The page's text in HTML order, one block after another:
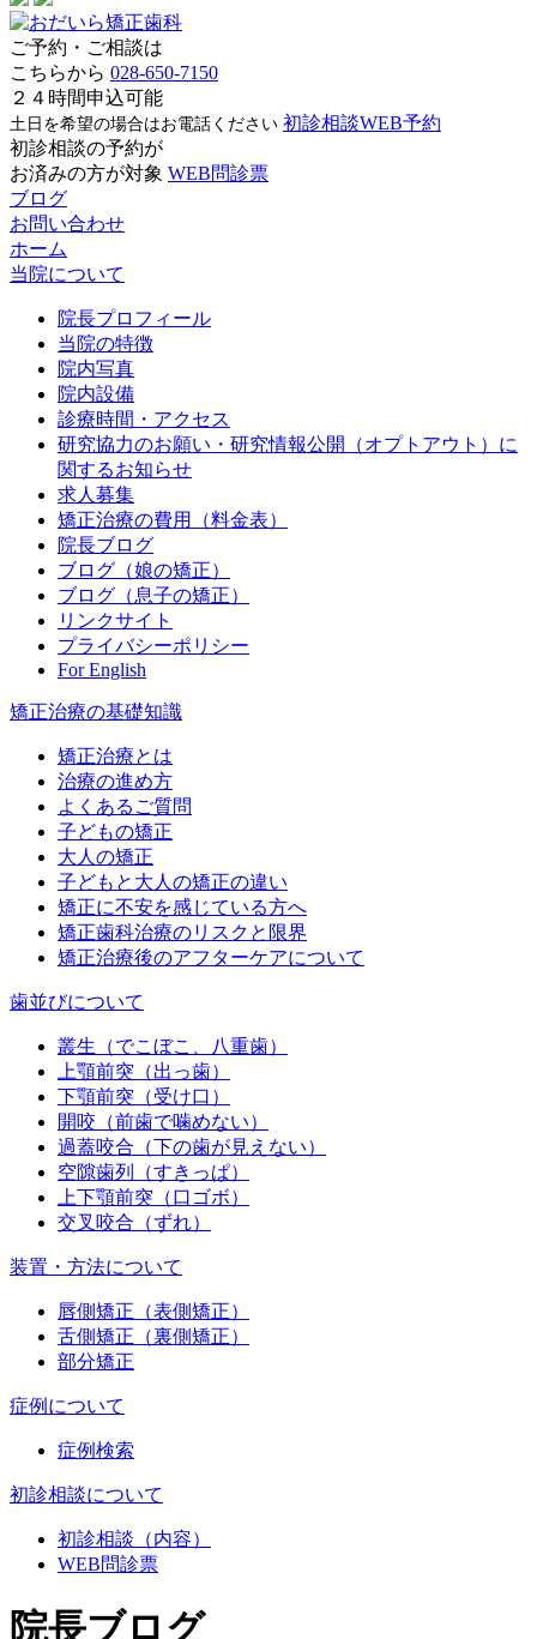
ご予約・ご相談は
こちらから 028-650-7150
２４時間申込可能
土日を希望の場合はお電話ください 初診相談WEB予約
初診相談の予約が
お済みの方が対象 WEB問診票
ブログ
お問い合わせ
ホーム
当院について
院長プロフィール
当院の特徴
院内写真
院内設備
診療時間・アクセス
研究協力のお願い・研究情報公開（オプトアウト）に
関するお知らせ
求人募集
矯正治療の費用（料金表）
院長ブログ
ブログ（娘の矯正）
ブログ（息子の矯正）
リンクサイト
プライバシーポリシー
For English
矯正治療の基礎知識
矯正治療とは
治療の進め方
よくあるご質問
子どもの矯正
大人の矯正
子どもと大人の矯正の違い
矯正に不安を感じている方へ
矯正歯科治療のリスクと限界
矯正治療後のアフターケアについて
歯並びについて
叢生（でこぼこ、八重歯）
上顎前突（出っ歯）
下顎前突（受け口）
開咬（前歯で噛めない）
過蓋咬合（下の歯が見えない）
空隙歯列（すきっぱ）
上下顎前突（口ゴボ）
交叉咬合（ずれ）
装置・方法について
唇側矯正（表側矯正）
舌側矯正（裏側矯正）
部分矯正
症例について
症例検索
初診相談について
初診相談（内容）
WEB問診票
院長ブログ